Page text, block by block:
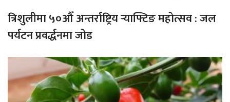
त्रिशुलीमा ५०औँ अन्तर्राष्ट्रिय र्‍याफ्टिङ महोत्सव : जल
पर्यटन प्रवर्द्धनमा जोड